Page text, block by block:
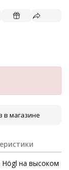
в магазине
Högl на высоком